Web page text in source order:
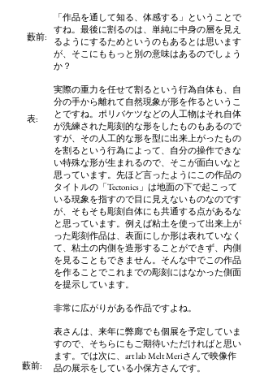
「作品を通して知る、体感する」ということで
すね。最後に割るのは、単純に中身の層を見え
るようにするためというのもあるとは思います
が、そこにももっと別の意味はあるのでしょう
か？
実際の重力を任せて割るという行為自体も、自
分の手から離れて自然現象が形を作るというこ
とですね。ポリバケツなどの人工物はそれ自体
が洗練された彫刻的な形をしたものもあるので
すが、その人工的な形を型に出来上がったもの
を割るという行為によって、自分の操作できな
い特殊な形が生まれるので、そこが面白いなと
思っています。先ほど言ったようにこの作品の
タイトルの「Tectonics」は地面の下で起こって
いる現象を指すので目に見えないものなのです
が、そもそも彫刻自体にも共通する点があるな
と思っています。例えば粘土を使って出来上が
った彫刻作品は、表面にしか形は表れていなく
て、粘土の内側を造形することができず、内側
を見ることもできません。そんな中でこの作品
を作ることでこれまでの彫刻にはなかった側面
を提示しています。
非常に広がりがある作品ですよね。
表さんは、来年に弊廊でも個展を予定していま
すので、そちらにもご期待いただければと思い
ます。では次に、art lab Melt Meriさんで映像作
品の展示をしている小保方さんです。
藪前:
藪前:
​表: